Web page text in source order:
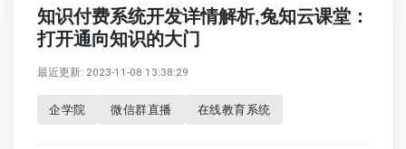
知识付费系统开发详情解析,兔知云课堂：
打开通向知识的大门
最近更新: 2023-11-08 13:38:29
企学院 微信群直播 在线教育系统